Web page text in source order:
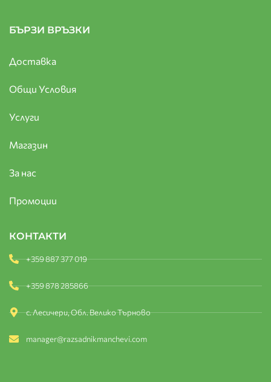
БЪРЗИ ВРЪЗКИ
Доставка
Общи Условия
Услуги
Магазин
За нас
Промоции
КОНТАКТИ
+359 887 377 019
+359 878 285866
с. Лесичери, Обл. Велико Търново
manager@razsadnikmanchevi.com